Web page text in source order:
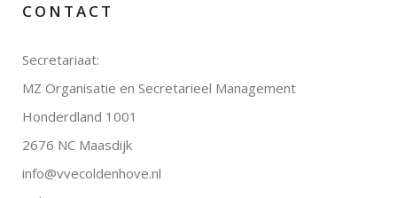
CONTACT
Secretariaat:
MZ Organisatie en Secretarieel Management
Honderdland 1001
2676 NC Maasdijk
info@vvecoldenhove.nl